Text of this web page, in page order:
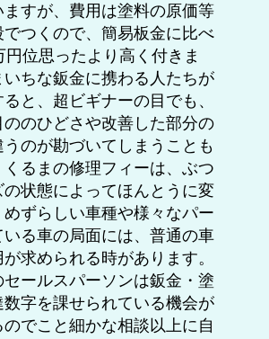
すが、費用は塗料の原価等
つくので、簡易板金に比べ
円位思ったより高く付きま
ちな鈑金に携わる人たちが
と、超ビギナーの目でも、
のひどさや改善した部分の
のが勘づいてしまうことも
くるまの修理フィーは、ぶつ
状態によってほんとうに変
ずらしい車種や様々なパー
る車の局面には、普通の車
求められる時があります。
ールスパーソンは鈑金・塗
字を課せられている機会が
でこと細かな相談以上に自